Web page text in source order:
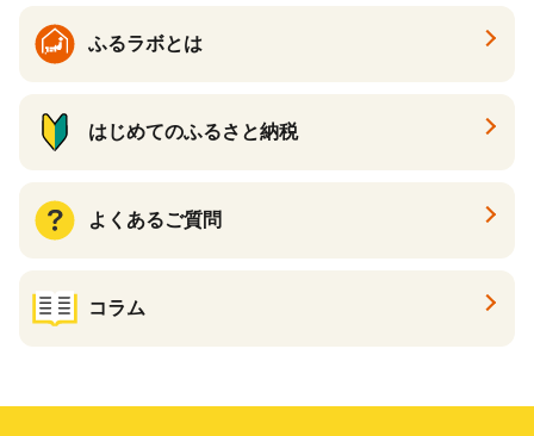
ふるラボとは
はじめてのふるさと納税
よくあるご質問
コラム